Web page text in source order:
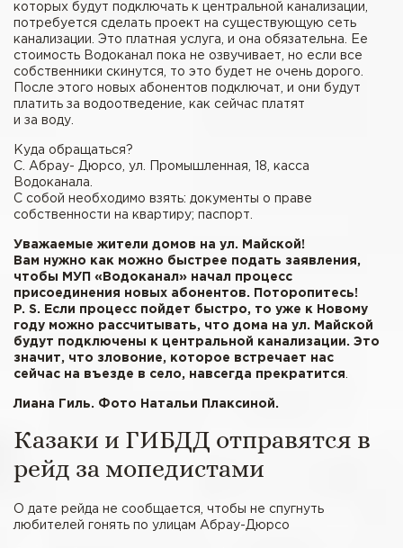
которых будут подключать к центральной канализации,
потребуется сделать проект на существующую сеть
канализации. Это платная услуга, и она обязательна. Ее
стоимость Водоканал пока не озвучивает, но если все
собственники скинутся, то это будет не очень дорого.
После этого новых абонентов подключат, и они будут
платить за водоотведение, как сейчас платят
и за воду.
Куда обращаться?
С. Абрау- Дюрсо, ул. Промышленная, 18, касса
Водоканала.
С собой необходимо взять: документы о праве
собственности на квартиру; паспорт.
Уважаемые жители домов на ул. Майской!
Вам нужно как можно быстрее подать заявления,
чтобы МУП «Водоканал» начал процесс
присоединения новых абонентов. Поторопитесь!
P. S. Если процесс пойдет быстро, то уже к Новому
году можно рассчитывать, что дома на ул. Майской
будут подключены к центральной канализации. Это
значит, что зловоние, которое встречает нас
сейчас на въезде в село, навсегда прекратится
Лиана Гиль. Фото Натальи Плаксиной.
Казаки и ГИБДД отправятся в
рейд за мопедистами
О дате рейда не сообщается, чтобы не спугнуть
любителей гонять по улицам Абрау-Дюрсо